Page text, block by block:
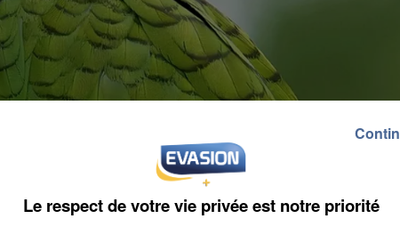
Le respect de votre vie privée est notre priorité